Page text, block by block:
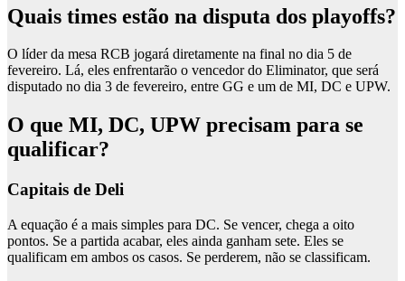
Quais times estão na disputa dos playoffs?
O líder da mesa RCB jogará diretamente na final no dia 5 de
fevereiro. Lá, eles enfrentarão o vencedor do Eliminator, que será
disputado no dia 3 de fevereiro, entre GG e um de MI, DC e UPW.
O que MI, DC, UPW precisam para se
qualificar?
Capitais de Deli
A equação é a mais simples para DC. Se vencer, chega a oito
pontos. Se a partida acabar, eles ainda ganham sete. Eles se
qualificam em ambos os casos. Se perderem, não se classificam.